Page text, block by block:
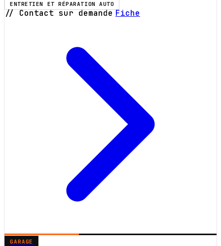
ENTRETIEN ET RÉPARATION AUTO
// Contact sur demande Fiche
GARAGE